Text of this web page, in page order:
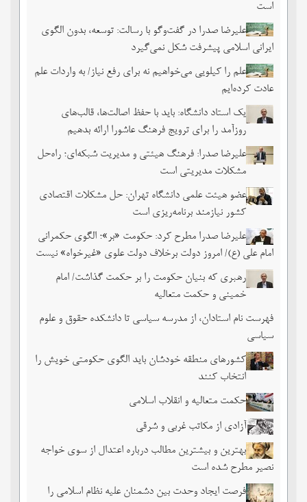
است
علیرضا صدرا در گفت‌وگو با رسالت: توسعه، بدون الگوی
ایرانی اسلامی پیشرفت شکل نمی‌گیرد
علم را کیلویی می‌خواهیم نه برای رفع نیاز/ به واردات علم
عادت کرده‌ایم
یک استاد دانشگاه: باید با حفظ اصالت‌ها، قالب‌های
روزآمد را برای ترویج فرهنگ عاشورا ارائه بدهیم
علیرضا صدرا: فرهنگ هیئتی و مدیریت شبکه‌ای؛ راه‌حل
مشکلات مدیریتی است
عضو هیئت علمی دانشگاه تهران: حل مشکلات اقتصادی
کشور نیازمند برنامه‌ریزی است
علیرضا صدرا مطرح کرد: حکومت «بر»؛ الگوی حکمرانی
امام علی (ع)/ امروز دولت برخلاف دولت علوی «غیرخواه» نیست
رهبری که بنیان حکومت را بر حکمت گذاشت/ امام
خمینی و حکمت متعالیه
فهرست نام استادان، از مدرسه سیاسی تا دانشکده حقوق و علوم
سیاسی
کشورهای منطقه خودشان باید الگوی حکومتی خویش را
انتخاب کنند
حکمت متعالیه و انقلاب اسلامی
آزادی از مکاتب غربی و شرقی
بهترین و بیشترین مطالب درباره اعتدال از سوی خواجه
نصیر مطرح شده است
فرصت ایجاد وحدت بین دشمنان علیه نظام اسلامی را